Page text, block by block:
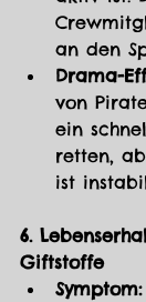
an den
Drama-
von
ein
retten,
ist
6.
Giftstoffe
Symptom: